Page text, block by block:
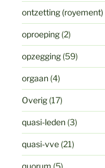
ontzetting (royement)
oproeping(2)
opzegging(59)
orgaan(4)
Overig(17)
quasi-leden(3)
quasi-vve(21)